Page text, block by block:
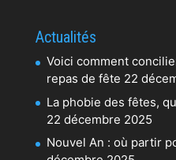
Actualités
Voici comment
repas de fête 22
La phobie des fêtes,
22 décembre 2025
Nouvel An : où partir